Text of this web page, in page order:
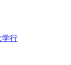
学行